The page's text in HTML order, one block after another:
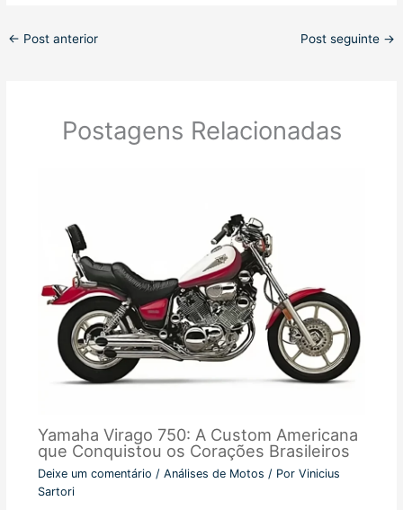
← Post anterior Post seguinte →
Postagens Relacionadas
Yamaha Virago 750: A Custom Americana
que Conquistou os Corações Brasileiros
Deixe um comentário / Análises de Motos / Por Vinicius
Sartori